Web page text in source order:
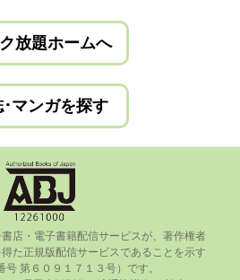
放題ホームへ
マンガを探す
店・電⼦書籍配信サービスが、著作権者
た正規版配信サービスであることを⽰す
号 第６０９１７１３号）です。